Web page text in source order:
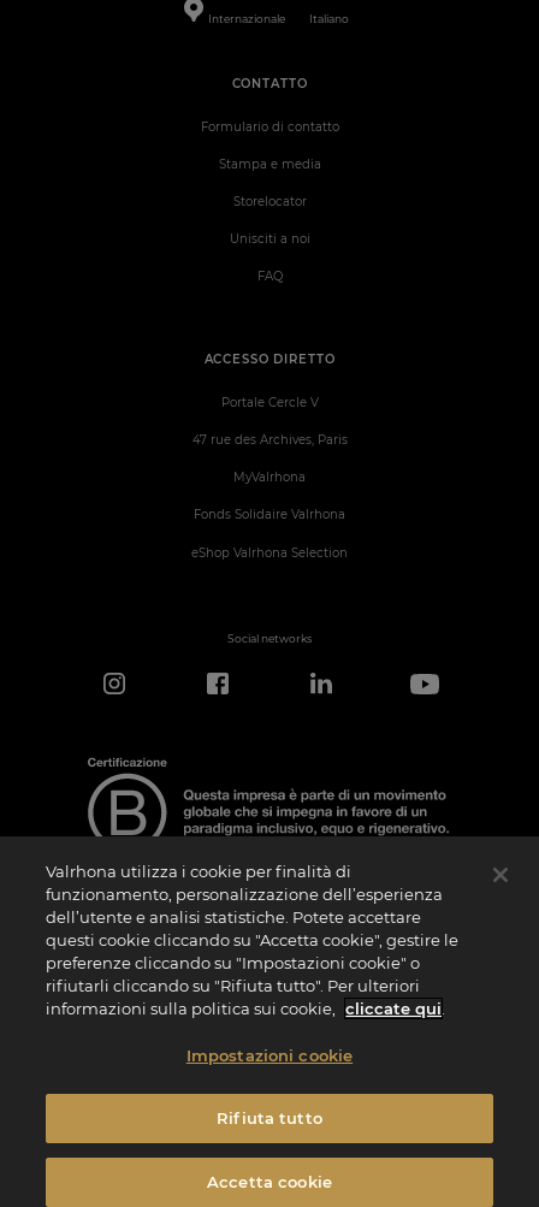
Internazionale Italiano
ACCESSO DIRETTO
Portale Cercle V
47 rue des Archives, Paris
MyValrhona
Fonds Solidaire Valrhona
eShop Valrhona Selection
CONTATTO
Formulario di contatto
Stampa e media
Storelocator
Unisciti a noi
FAQ
Social networks
Nota sulla Certificazione
La “Certificazione B Corporation” è un logo che viene concesso in licenza da B Lab,
ente privato no profit, alle aziende che, come la nostra, hanno superato con
successo il B Impact Assessment (“BIA”) e soddisfano quindi i requisiti richiesti da B
Lab in termini di performance sociale e ambientale, responsabilità e trasparenza. Si
specifica che B Lab non è un organismo di valutazione della conformità ai sensi del
internazionale ai sensi del Regolamento (UE) n. 1025/2012. I criteri del BIA sono
distinti e autonomi rispetto agli standard armonizzati risultanti dalle norme ISO o di
nazionali o europee.
Termini e condizioni
Valrhona utilizza i cookie per finalità di
funzionamento, personalizzazione dell’esperienza
dell’utente e analisi statistiche. Potete accettare
questi cookie cliccando su "Accetta cookie", gestire le
preferenze cliccando su "Impostazioni cookie" o
rifiutarli cliccando su "Rifiuta tutto". Per ulteriori
informazioni sulla politica sui cookie,
cliccate qui
Impostazioni cookie
Rifiuta tutto
Accetta cookie